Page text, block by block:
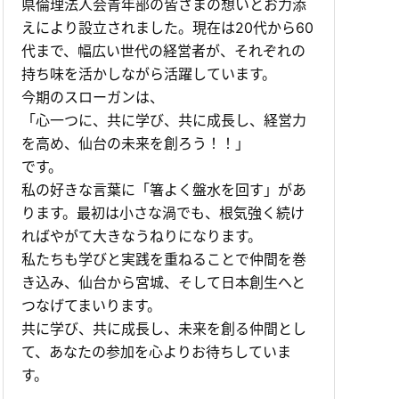
県倫理法人会青年部の皆さまの想いとお力添
えにより設立されました。現在は20代から60
代まで、幅広い世代の経営者が、それぞれの
持ち味を活かしながら活躍しています。
今期のスローガンは、
「心一つに、共に学び、共に成長し、経営力
を高め、仙台の未来を創ろう！！」
です。
私の好きな言葉に「箸よく盤水を回す」があ
ります。最初は小さな渦でも、根気強く続け
ればやがて大きなうねりになります。
私たちも学びと実践を重ねることで仲間を巻
き込み、仙台から宮城、そして日本創生へと
つなげてまいります。
共に学び、共に成長し、未来を創る仲間とし
て、あなたの参加を心よりお待ちしていま
す。